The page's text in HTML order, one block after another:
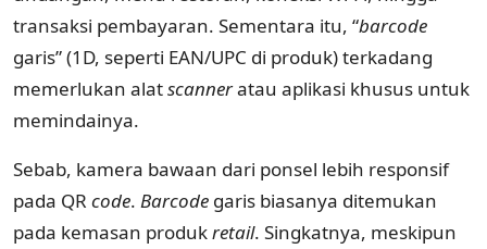
transaksi pembayaran. Sementara itu, “barcode
garis” (1D, seperti EAN/UPC di produk) terkadang
memerlukan alatscanneratau aplikasi khusus untuk
memindainya.
Sebab, kamera bawaan dari ponsel lebih responsif
pada QR code. Barcode garis biasanya ditemukan
pada kemasan produkretail. Singkatnya, meskipun